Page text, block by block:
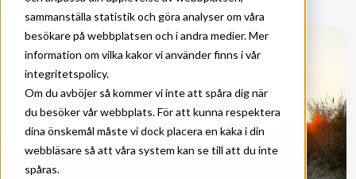
sammanställa statistik och göra analyser om våra
besökare på webbplatsen och i andra medier. Mer
information om vilka kakor vi använder finns i vår
integritetspolicy.
Om du avböjer så kommer vi inte att spåra dig när
du besöker vår webbplats. För att kunna respektera
dina önskemål måste vi dock placera en kaka i din
webbläsare så att våra system kan se till att du inte
spåras.